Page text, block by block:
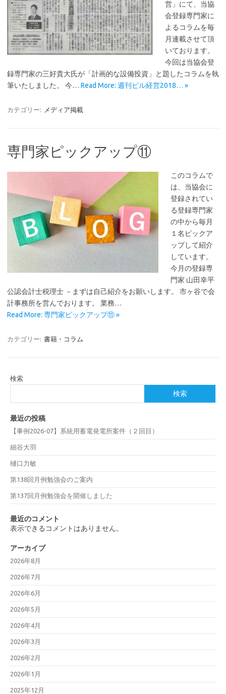
営」にて、当協
会登録専門家に
よるコラムを毎
月連載させて頂
いております。
今回は当協会登
録専門家の三好貴大氏が「計画的な設備投資」と題したコラムを執
筆いたしました。 今… Read More: 週刊ビル経営2018… »
カテゴリー: メディア掲載
専門家ピックアップ⑪
このコラムで
は、当協会に
登録されてい
る登録専門家
の中から毎月
１名ピックア
ップして紹介
しています。
今月の登録専
門家 山田幸平
公認会計士税理士 －まずは自己紹介をお願いします。 市ヶ谷で会
計事務所を営んでおります。 業務…
Read More: 専門家ピックアップ⑪ »
カテゴリー: 書籍・コラム
検索
検索
最近の投稿
【事例2026-07】系統用蓄電発電所案件（２回目）
細谷大羽
樋口力敏
第138回月例勉強会のご案内
第137回月例勉強会を開催しました
最近のコメント
表示できるコメントはありません。
アーカイブ
2026年8月
2026年7月
2026年6月
2026年5月
2026年4月
2026年3月
2026年2月
2026年1月
2025年12月